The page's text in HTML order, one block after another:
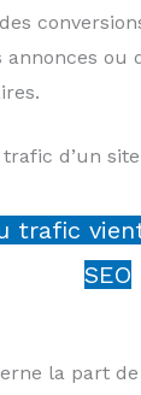
annonces ou
d’un
trafic
SEO
la part